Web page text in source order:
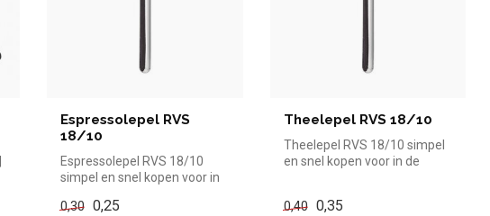
Espressolepel RVS
18/10
Espressolepel RVS 18/10
simpel en snel kopen voor in
0,30 0,25
Theelepel RVS 18/10
Theelepel RVS 18/10 simpel
en snel kopen voor in de
0,40 0,35